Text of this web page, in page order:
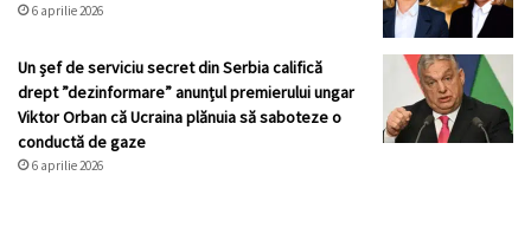
6 aprilie 2026
Un șef de serviciu secret din Serbia califică
drept ”dezinformare” anunțul premierului ungar
Viktor Orban că Ucraina plănuia să saboteze o
conductă de gaze
6 aprilie 2026